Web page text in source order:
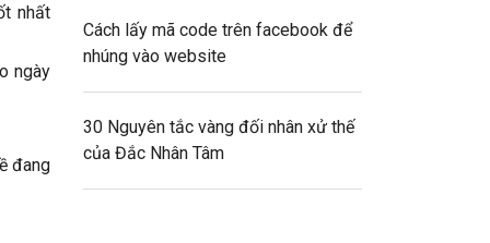
nhất
ngày
đang
Cách lấy mã code trên facebook để
nhúng vào website
30 Nguyên tắc vàng đối nhân xử thế
của Đắc Nhân Tâm